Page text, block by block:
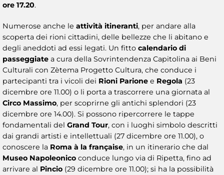
ore 17.20.
Numerose anche le attività itineranti, per andare alla
scoperta dei rioni cittadini, delle bellezze che li abitano e
degli aneddoti ad essi legati. Un fitto calendario di
passeggiate a cura della Sovrintendenza Capitolina ai Beni
Culturali con Zètema Progetto Cultura, che conduce i
partecipanti tra i vicoli dei Rioni Parione e Regola (23
dicembre ore 11.00) o li porta a trascorrere una giornata al
Circo Massimo, per scoprirne gli antichi splendori (23
dicembre ore 14.00). Si possono ripercorrere le tappe
fondamentali del Grand Tour, con i luoghi simbolo descritti
dai grandi artisti e intellettuali (27 dicembre ore 11.00), o
conoscere la Roma à la française, in un itinerario che dal
Museo Napoleonico conduce lungo via di Ripetta, fino ad
arrivare al Pincio (29 dicembre ore 11.00); si ha la possibilità